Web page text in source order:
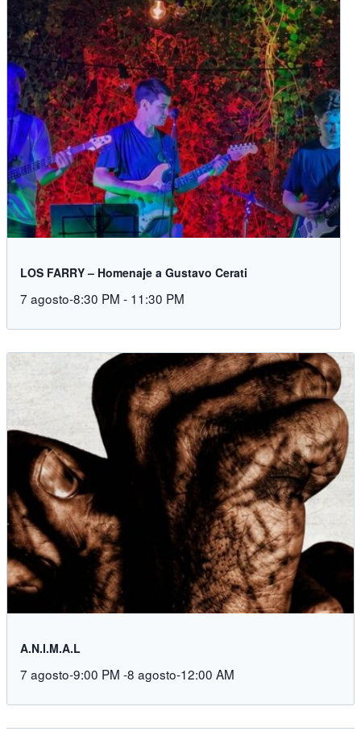
LOS FARRY – Homenaje a Gustavo Cerati
7 agosto-8:30 PM - 11:30 PM
A.N.I.M.A.L
7 agosto-9:00 PM -8 agosto-12:00 AM